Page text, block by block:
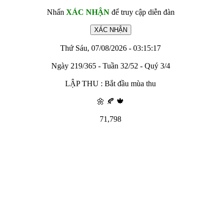
Nhấn XÁC NHẬNđể truy cập diễn đàn
Thứ Sáu, 07/08/2026 - 03:15:17
Ngày 219/365 - Tuần 32/52 - Quý 3/4
LẬP THU : Bắt đầu mùa thu
🌼 🍂 🍁
71,798